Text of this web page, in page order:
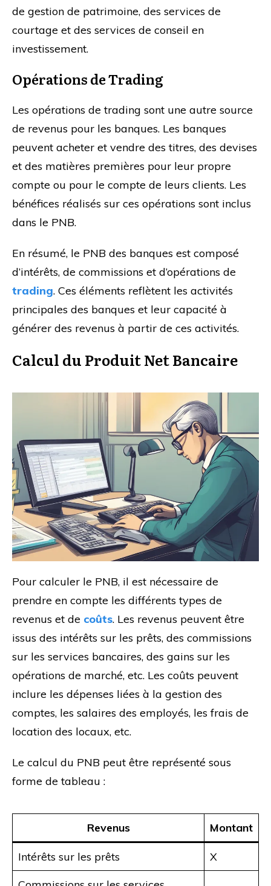
de gestion de patrimoine, des services de
courtage et des services de conseil en
investissement.
Opérations de Trading
Les opérations de trading sont une autre source
de revenus pour les banques. Les banques
peuvent acheter et vendre des titres, des devises
et des matières premières pour leur propre
compte ou pour le compte de leurs clients. Les
bénéfices réalisés sur ces opérations sont inclus
dans le PNB.
En résumé, le PNB des banques est composé
d’intérêts, de commissions et d’opérations de
trading. Ces éléments reflètent les activités
principales des banques et leur capacité à
générer des revenus à partir de ces activités.
Calcul du Produit Net Bancaire
Pour calculer le PNB, il est nécessaire de
prendre en compte les différents types de
revenus et de coûts. Les revenus peuvent être
issus des intérêts sur les prêts, des commissions
sur les services bancaires, des gains sur les
opérations de marché, etc. Les coûts peuvent
inclure les dépenses liées à la gestion des
comptes, les salaires des employés, les frais de
location des locaux, etc.
Le calcul du PNB peut être représenté sous
forme de tableau :
Revenus Montant
Intérêts sur les prêts
X